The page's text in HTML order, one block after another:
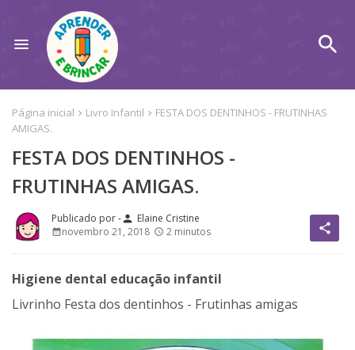
Página inicial Livro Infantil
FESTA DOS DENTINHOS - FRUTINHAS
AMIGAS.
FESTA DOS DENTINHOS -
FRUTINHAS AMIGAS.
person Elaine Cristine
novembro 21, 2018
2 minutos share
Higiene dental educação infantil
Livrinho Festa dos dentinhos - Frutinhas amigas